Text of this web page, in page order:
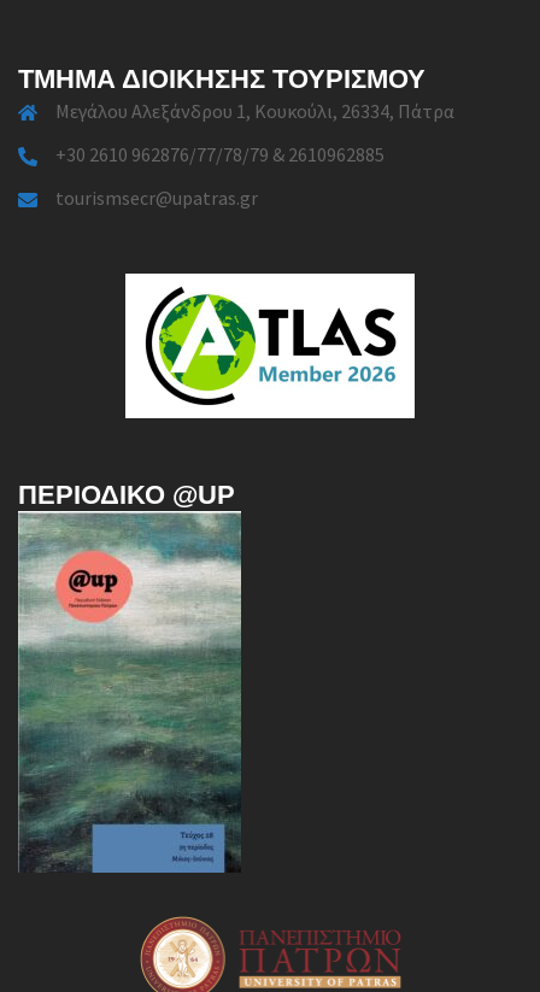
ΤΜΉΜΑ ΔΙΟΊΚΗΣΗΣ ΤΟΥΡΙΣΜΟΎ
Μεγάλου Αλεξάνδρου 1, Κουκούλι, 26334, Πάτρα
+30 2610 962876/77/78/79 & 2610962885
tourismsecr@upatras.gr
ΠΕΡΙΟΔΙΚΌ @UP